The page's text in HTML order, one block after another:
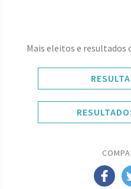
Mais eleitos e resultados